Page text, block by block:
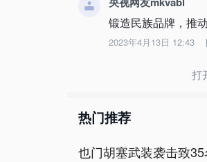
锻造民族品牌，推
2023年4月13日 12:43
打
热门推荐
也门胡塞武装袭击致